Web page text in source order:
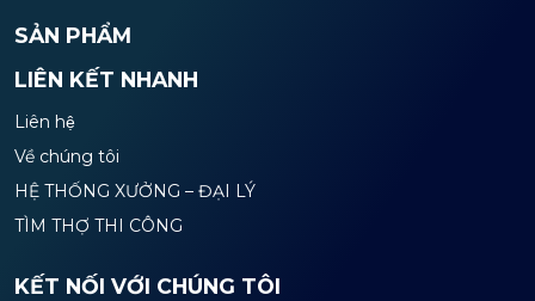
SẢN PHẨM
LIÊN KẾT NHANH
Liên hệ
Về chúng tôi
HỆ THỐNG XƯỞNG – ĐẠI LÝ
TÌM THỢ THI CÔNG
KẾT NỐI VỚI CHÚNG TÔI